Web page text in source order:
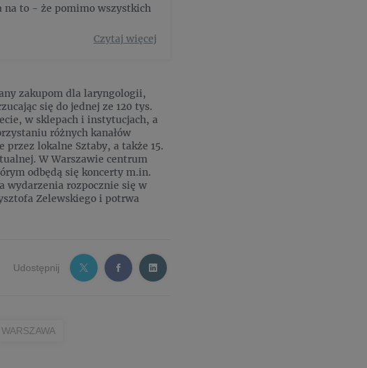
na to - że pomimo wszystkich
Czytaj więcej
zakupom dla laryngologii,
się do jednej ze 120 tys.
w sklepach i instytucjach, a
różnych kanałów
lokalne Sztaby, a także 15.
W Warszawie centrum
odbędą się koncerty m.in.
wydarzenia rozpocznie się w
Zelewskiego i potrwa
Udostępnij
WARSZAWA